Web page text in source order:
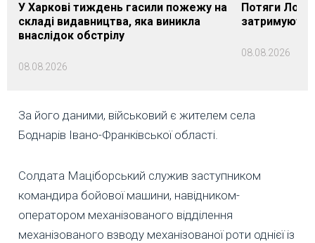
У Харкові тиждень гасили пожежу на
складі видавництва, яка виникла
внаслідок обстрілу
08.08.2026
Потяги
08.08.2026
За його даними, військовий є жителем села
Боднарів Івано-Франківської області.
Солдата Маціборський служив заступником
командира бойової машини, навідником-
оператором механізованого відділення
механізованого взводу механізованої роти однієї із